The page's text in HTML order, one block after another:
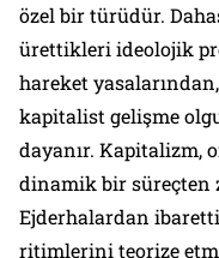
özel bir türüdür.
ürettikleri ideolojik
hareket
kapitalist gelişme
dayanır. Kapitalizm,
dinamik bir süreçten
Ejderhalardan
ritimlerini teorize